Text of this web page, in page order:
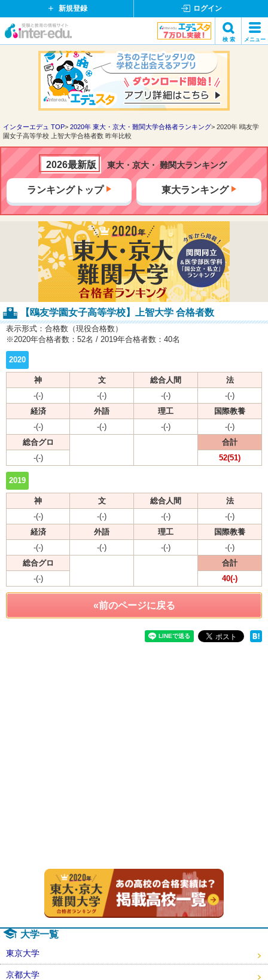
新規登録 ログイン
イ
ド
ッ
ト
検 索 メニュー
検索
インターエデュ TOP 2020年 東大・京大・難関大学合格者ランキング
2020年 鴎友学
園女子高等学校 上智大学合格者数 昨年比較
2026最新版 東大・京大・ 難関大ランキング
ランキングトップ 東大ランキング
【鴎友学園女子高等学校】上智大学 合格者数
表示形式：合格数（現役合格数）
※2020年合格者数：52名 / 2019年合格者数：40名
2020
神 文 総合人間
法
-(-)
-(-) -(-)
-(-)
経済
外語 理工
国際教養
-(-)
-(-) -(-)
-(-)
総合グロ
合計
-(-)
52(51)
2019
神 文 総合人間
法
-(-)
-(-) -(-)
-(-)
経済
外語 理工
国際教養
-(-)
-(-) -(-)
-(-)
総合グロ
合計
-(-)
40(-)
«前のページに戻る
大学一覧
東京大学
京都大学